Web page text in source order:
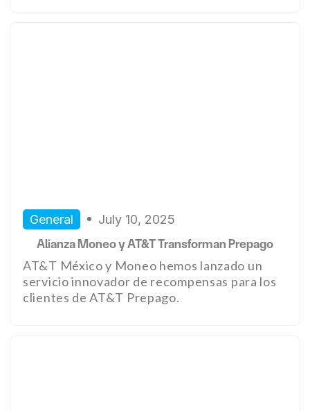
General
July 10, 2025
Alianza Moneo y AT&T Transforman Prepago
AT&T México y Moneo hemos lanzado un
servicio innovador de recompensas para los
clientes de AT&T Prepago.